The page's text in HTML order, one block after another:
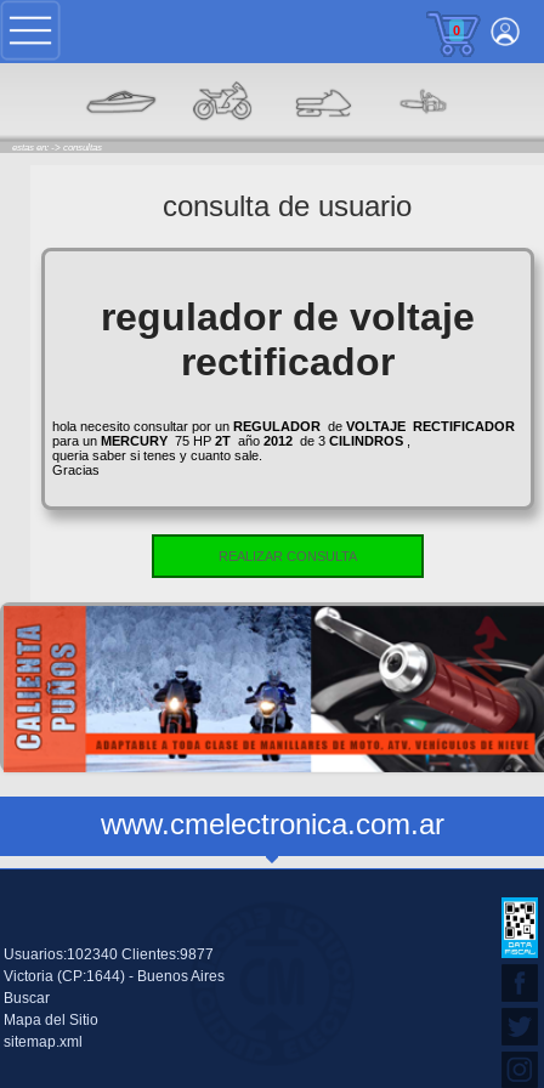
0
estas en: -> consultas
consulta de usuario
regulador de voltaje
rectificador
hola necesito consultar por un REGULADORde VOLTAJE RECTIFICADOR
para un MERCURY75 HP 2Taño 2012de 3 CILINDROS,
queria saber si tenes y cuanto sale.
Gracias
REALIZAR CONSULTA
www.cmelectronica.com.ar
Usuarios:102340 Clientes:9877
Victoria (CP:1644) - Buenos Aires
Buscar
Mapa del Sitio
sitemap.xml